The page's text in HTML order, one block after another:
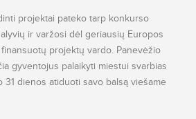
projektai pateko tarp konkurso
ir varžosi dėl geriausių Europos
projektų vardo. Panevėžio
gyventojus palaikyti miestui svarbias
31 dienos atiduoti savo balsą viešame